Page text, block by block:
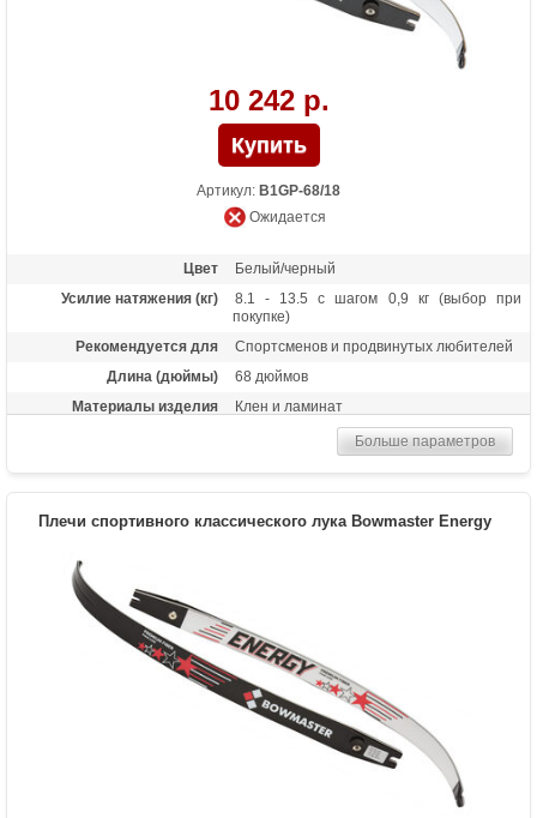
10 242 р.
Артикул: B1GP-68/18
Ожидается
Цвет
Белый/черный
Усилие натяжения (кг)
8.1 - 13.5 с шагом 0,9 кг (выбор при
покупке)
Рекомендуется для
Спортсменов и продвинутых любителей
Длина (дюймы)
68 дюймов
Материалы изделия
Клен и ламинат
Спортивная стрельба, турниры
Больше параметров
Плечи спортивного классического лука Bowmaster Energy